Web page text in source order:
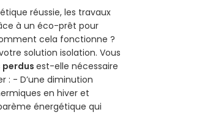
réussie, les travaux
à un éco-prêt pour
cela fonctionne ?
solution isolation. Vous
perdusest-elle nécessaire
: - D’une diminution
en hiver et
énergétique qui